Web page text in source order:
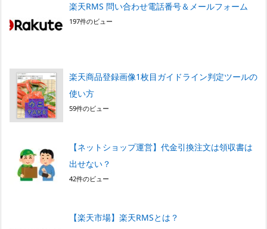
楽天RMS 問い合わせ電話番号＆メールフォーム
197件のビュー
楽天商品登録画像1枚目ガイドライン判定ツールの
使い方
59件のビュー
【ネットショップ運営】代金引換注文は領収書は
出せない？
42件のビュー
【楽天市場】楽天RMSとは？